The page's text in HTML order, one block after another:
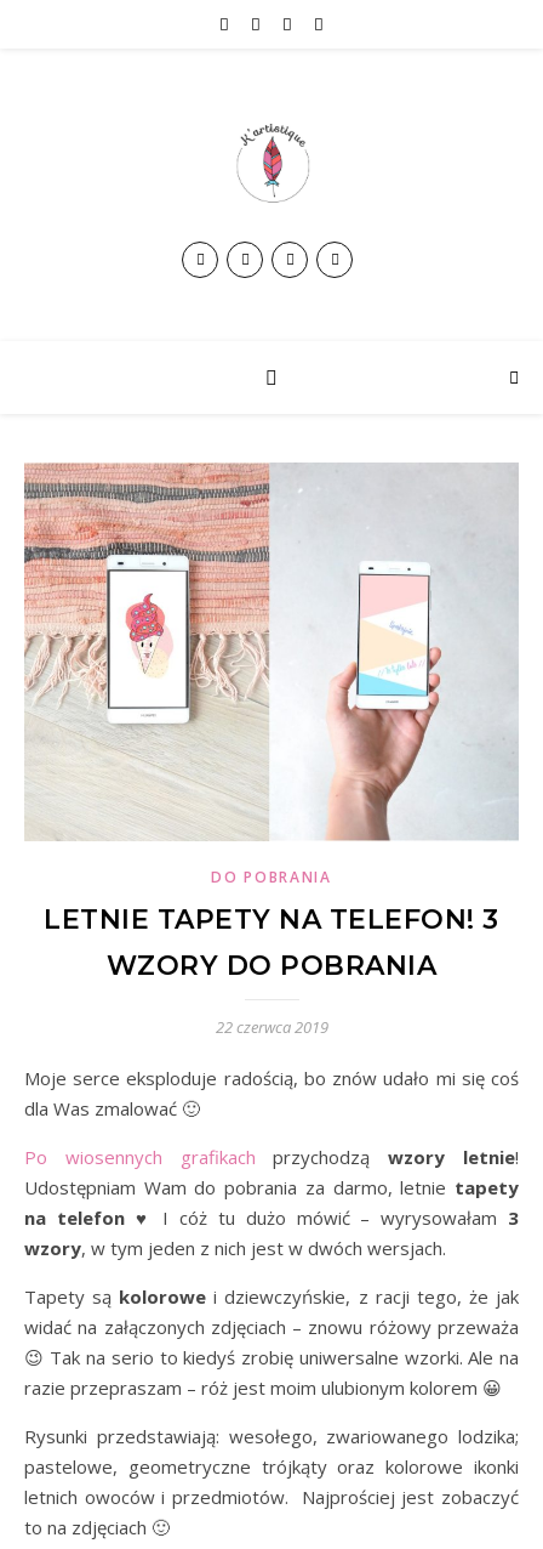
DO POBRANIA
LETNIE TAPETY NA TELEFON! 3
WZORY DO POBRANIA
22 czerwca 2019
Moje serce eksploduje radością, bo znów udało mi się coś
dla Was zmalować 🙂
Po wiosennych grafikach przychodząwzory letnie!
Udostępniam Wam do pobrania za darmo, letnie tapety
na telefon ♥ I cóż tu dużo mówić – wyrysowałam 3
wzory, w tym jeden z nich jest w dwóch wersjach.
Tapety są kolorowe i dziewczyńskie, z racji tego, że jak
widać na załączonych zdjęciach – znowu różowy przeważa
😉 Tak na serio to kiedyś zrobię uniwersalne wzorki. Ale na
razie przepraszam – róż jest moim ulubionym kolorem 😀
Rysunki przedstawiają: wesołego, zwariowanego lodzika;
pastelowe, geometryczne trójkąty oraz kolorowe ikonki
letnich owoców i przedmiotów. Najprościej jest zobaczyć
to na zdjęciach 🙂